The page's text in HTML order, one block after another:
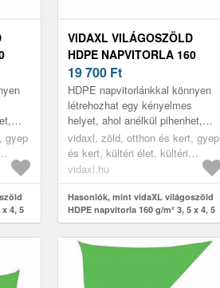
gyep
4, 5
VIDAXL VILÁGOSZÖLD
HDPE NAPVITORLA 160
G/M² 3, 5 X 4, 5 M
19 700 Ft
HDPE napvitorlánkkal könnyen
létrehozhat egy kényelmes
helyet, ahol anélkül pihenhet,
hogy a nap káros UV-sugarainak
ki lenne téve, legyen az a ker...
vidaxl, zöld, otthon és kert, gyep
és kert, kültéri élet, kültéri
napernyők és árnyékolók
vidaxl.hu
Hasonlók, mint vidaXL világoszöld
HDPE napvitorla 160 g/m² 3, 5 x 4, 5
m